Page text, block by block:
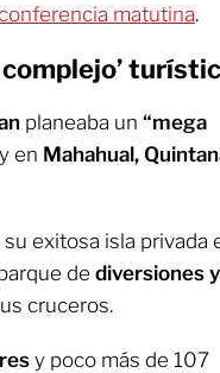
matutina.
planeaba un “mega
en Mahahual,
exitosa isla privada
de diversiones y
cruceros.
y poco más de 107